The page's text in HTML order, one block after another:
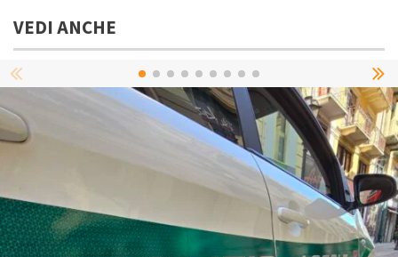
VEDI ANCHE